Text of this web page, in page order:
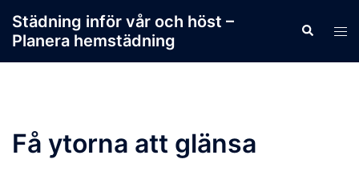
content
Städning inför vår och höst –
Planera hemstädning
Search
Få ytorna att glänsa